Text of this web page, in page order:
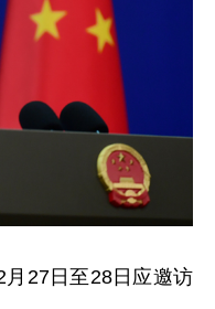
27日至28日应邀访